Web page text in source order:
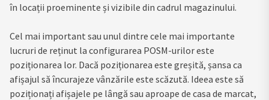
în locații proeminente și vizibile din cadrul magazinului.
Cel mai important sau unul dintre cele mai importante
lucruri de reținut la configurarea POSM-urilor este
poziționarea lor. Dacă poziționarea este greșită, șansa ca
afișajul să încurajeze vânzările este scăzută. Ideea este să
poziționați afișajele pe lângă sau aproape de casa de marcat,